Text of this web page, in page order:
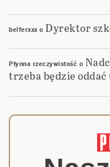
belferxxxo Dyrektor
Płynna rzeczywistość o
trzeba będzie